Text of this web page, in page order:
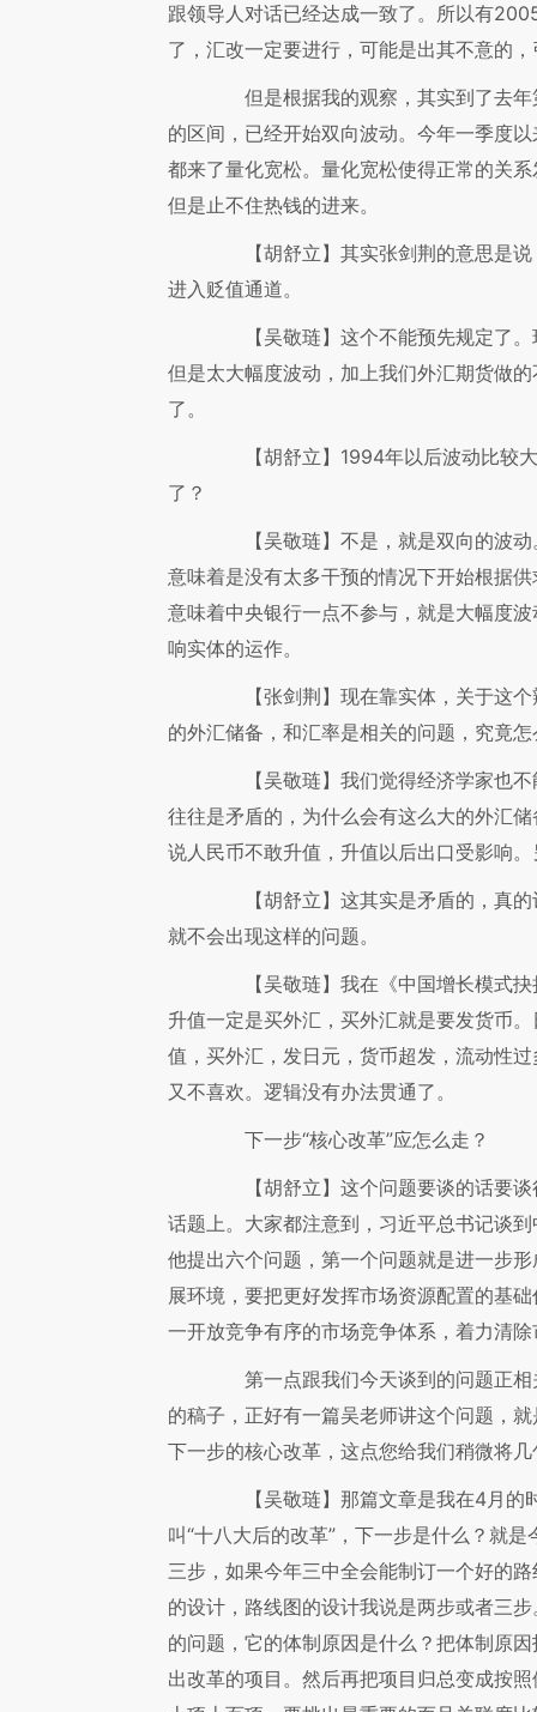
跟领导人对话已经达成一致了。所以有
了，汇改一定要进行，可能是出其不意的
但是根据我的观察，其实到了去年
的区间，已经开始双向波动。今年一季度
都来了量化宽松。量化宽松使得正常的关
但是止不住热钱的进来。
【胡舒立】 其实张剑荆的意思是
进入贬值通道。
【吴敬琏】 这个不能预先规定了
但是太大幅度波动，加上我们外汇期货做
了。
【胡舒立】 1994年以后波动比较
了？
【吴敬琏】 不是，就是双向的波
意味着是没有太多干预的情况下开始根据
意味着中央银行一点不参与，就是大幅度
响实体的运作。
【张剑荆】 现在靠实体，关于这
的外汇储备，和汇率是相关的问题，究竟
【吴敬琏】 我们觉得经济学家也
往往是矛盾的，为什么会有这么大的外汇
说人民币不敢升值，升值以后出口受影响
【胡舒立】 这其实是矛盾的，真
就不会出现这样的问题。
【吴敬琏】 我在《中国增长模式
升值一定是买外汇，买外汇就是要发货币
值，买外汇，发日元，货币超发，流动性
又不喜欢。逻辑没有办法贯通了。
下一步“核心改革”应怎么走？
【胡舒立】 这个问题要谈的话要
话题上。大家都注意到，习近平总书记谈
他提出六个问题，第一个问题就是进一步
展环境，要把更好发挥市场资源配置的基
一开放竞争有序的市场竞争体系，着力清
第一点跟我们今天谈到的问题正相
的稿子，正好有一篇吴老师讲这个问题，
下一步的核心改革，这点您给我们稍微将几
【吴敬琏】 那篇文章是我在4月的
叫“十八大后的改革”，下一步是什么？就
三步，如果今年三中全会能制订一个好的
的设计，路线图的设计我说是两步或者三
的问题，它的体制原因是什么？把体制原
出改革的项目。然后再把项目归总变成按